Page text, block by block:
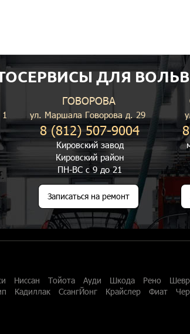
ДЛЯ
ГОВОРОВА
ул. Маршала Говорова д. 29
8 (812) 507-9004
Кировский завод
Кировский район
ПН-ВС с 9 до 21
Записаться на ремонт
Ниссан Тойота Ауди Шкода Рено
Кадиллак СсангЙонг Крайслер Фиат